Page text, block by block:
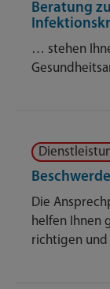
Beratung
… stehen
Die
helfen Ihnen
richtigen und